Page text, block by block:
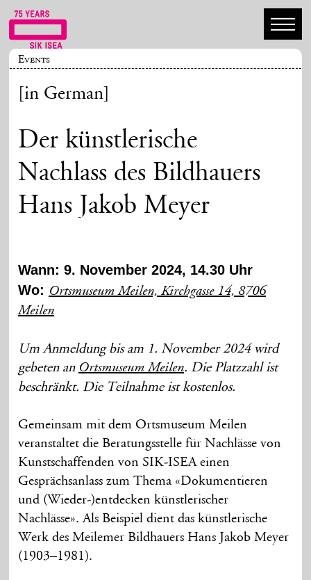
Events
[in German]
Der künstlerische
Nachlass des Bildhauers
Hans Jakob Meyer
Wann: 9. November 2024, 14.30 Uhr
Wo: Ortsmuseum Meilen, Kirchgasse 14, 8706
Meilen
Um Anmeldung bis am 1. November 2024 wird
gebeten an Ortsmuseum Meilen. Die Platzzahl ist
beschränkt. Die Teilnahme ist kostenlos.
Gemeinsam mit dem Ortsmuseum Meilen
veranstaltet die Beratungsstelle für Nachlässe von
Kunstschaffenden von SIK-ISEA einen
Gesprächsanlass zum Thema «Dokumentieren
und (Wieder-)entdecken künstlerischer
Nachlässe». Als Beispiel dient das künstlerische
Werk des Meilemer Bildhauers Hans Jakob Meyer
(1903–1981).